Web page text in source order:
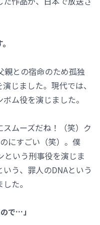
親との宿命のため孤独
じました。現代では、
ム役を演じました。
ムーズだね！（笑）ク
にすごい（笑）。僕
という刑事役を演じま
う、罪人のDNAという
た。
で…」